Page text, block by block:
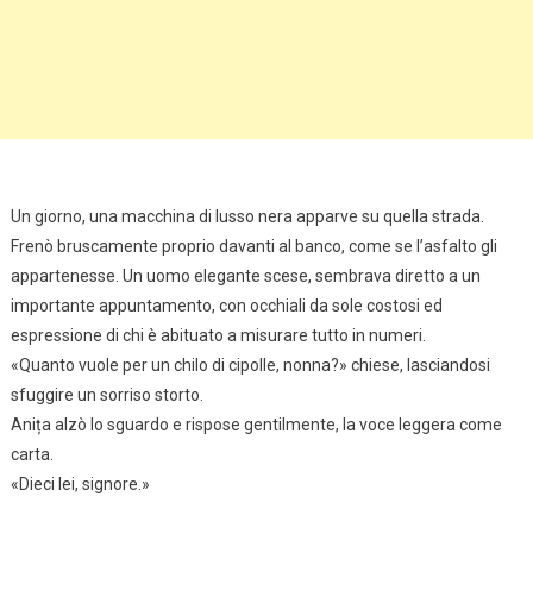
Un giorno, una macchina di lusso nera apparve su quella strada.
Frenò bruscamente proprio davanti al banco, come se l’asfalto gli
appartenesse. Un uomo elegante scese, sembrava diretto a un
importante appuntamento, con occhiali da sole costosi ed
espressione di chi è abituato a misurare tutto in numeri.
«Quanto vuole per un chilo di cipolle, nonna?» chiese, lasciandosi
sfuggire un sorriso storto.
Anița alzò lo sguardo e rispose gentilmente, la voce leggera come
carta.
«Dieci lei, signore.»